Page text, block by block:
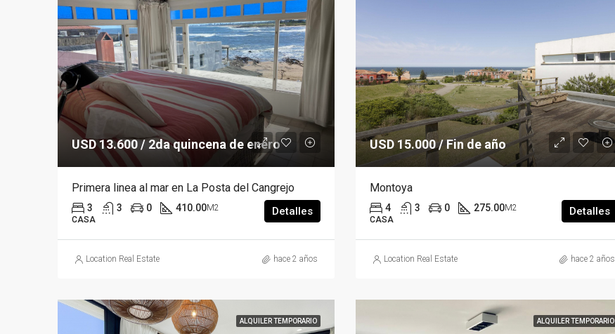
USD 13.600 / 2da quincena de enero
Primera linea al mar en La Posta del Cangrejo
3 3 0 410.00M2
CASA
Detalles
Location Real Estate hace 2 años
USD 15.000 / Fin de año
Montoya
4 3 0 275.00M2
CASA
Detalles
Location Real Estate hace 2 años
ALQUILER TEMPORARIO ALQUILER TEMPORARIO
Venta USD 325.000